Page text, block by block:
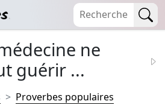
ne
guérir ...
Proverbes populaires